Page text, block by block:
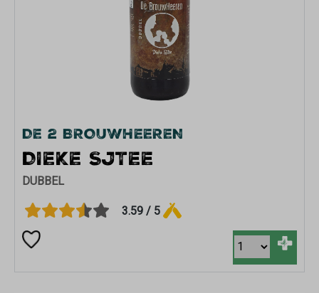
DE 2 BROUWHEEREN
DIEKE SJTEE
DUBBEL
3.59 / 5
+